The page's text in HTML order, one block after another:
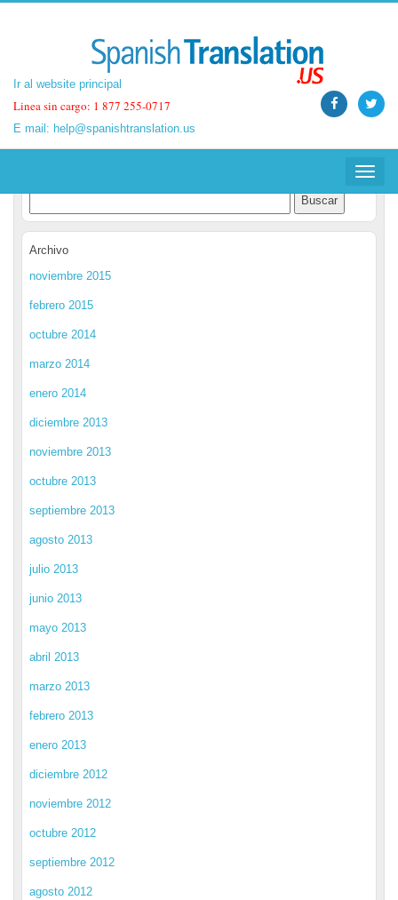
Ir al website principal
Linea sin cargo: 1 877 255-0717
E mail: help@spanishtranslation.us
Toggle
Ir al website principal
Linea sin cargo: 1 877 255-0717
E mail: help@spanishtranslation.us
Toggle
Spanish Translation Blog
Archivo
noviembre 2015
febrero 2015
octubre 2014
marzo 2014
enero 2014
diciembre 2013
noviembre 2013
octubre 2013
septiembre 2013
agosto 2013
julio 2013
junio 2013
mayo 2013
abril 2013
marzo 2013
febrero 2013
enero 2013
diciembre 2012
noviembre 2012
octubre 2012
septiembre 2012
agosto 2012